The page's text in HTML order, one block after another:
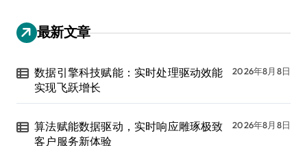
最新文章
数据引擎科技赋能：实时处理驱动效能
实现飞跃增长
2026年8月8日
算法赋能数据驱动，实时响应雕琢极致
客户服务新体验
2026年8月8日